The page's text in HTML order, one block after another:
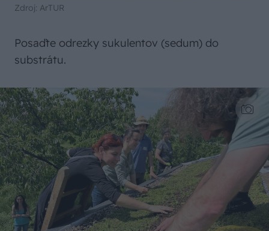
Zdroj: ArTUR
Posaďte odrezky sukulentov (sedum) do
substrátu.